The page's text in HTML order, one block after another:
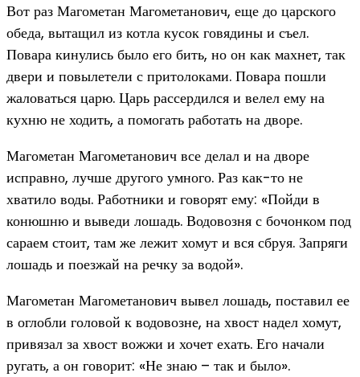
Вот раз Магометан Магометанович, еще до царского
обеда, вытащил из котла кусок говядины и съел.
Повара кинулись было его бить, но он как махнет, так
двери и повылетели с притолоками. Повара пошли
жаловаться царю. Царь рассердился и велел ему на
кухню не ходить, а помогать работать на дворе.
Магометан Магометанович все делал и на дворе
исправно, лучше другого умного. Раз как-то не
хватило воды. Работники и говорят ему: «Пойди в
конюшню и выведи лошадь. Водовозня с бочонком под
сараем стоит, там же лежит хомут и вся сбруя. Запряги
лошадь и поезжай на речку за водой».
Магометан Магометанович вывел лошадь, поставил ее
в оглобли головой к водовозне, на хвост надел хомут,
привязал за хвост вожжи и хочет ехать. Его начали
ругать, а он говорит: «Не знаю – так и было».